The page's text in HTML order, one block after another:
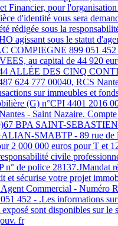
Financier, pour
d'identité vous sera
rédigée sous la
agissant sous le statut
COMPIEGNE 899 051 452
au capital de 44 920
ALLÉE DES CINQ
624 777 00040, RCS
sur immeubles et
(G) n°CPI 4401 2016
- Saint Nazaire. Compte
BPA SAINT-
SMABTP - 89 rue de
2 000 000 euros pour T et
civile
de police 28137.JMandat
et sécurise votre projet
Commercial - Numéro
452 - .Les informations sur
sont disponibles sur le
fr